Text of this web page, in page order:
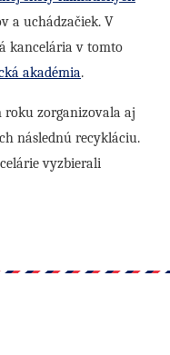
a uchádzačiek. V
kancelária v tomto
akadémia.
zorganizovala aj
následnú recykláciu.
vyzbierali